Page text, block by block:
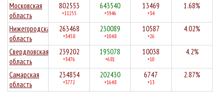
Московская
область
802553
+11255
643540
+5946
13469
+34
1.68%
Нижегородская
область
263468
+3458
230089
+1048
10587
+26
4.02%
Свердловская
область
239202
+3476
195078
+681
10038
+10
4.2%
Самарская
область
234854
+3772
202430
+1648
6747
+13
2.87%